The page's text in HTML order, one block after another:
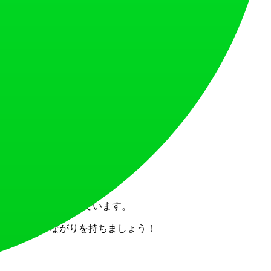
長けています。
ます。
成能力を提供しています。
のあるつながりを持ちましょう！